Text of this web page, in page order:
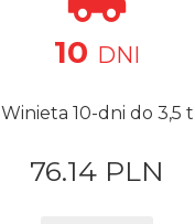
10 DNI
Winieta 10-dni do 3,5 t
76.14 PLN